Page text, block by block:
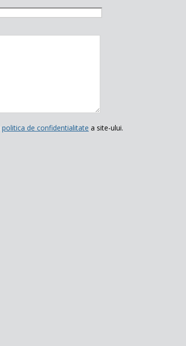
politica de confidentialitate a site-ului.